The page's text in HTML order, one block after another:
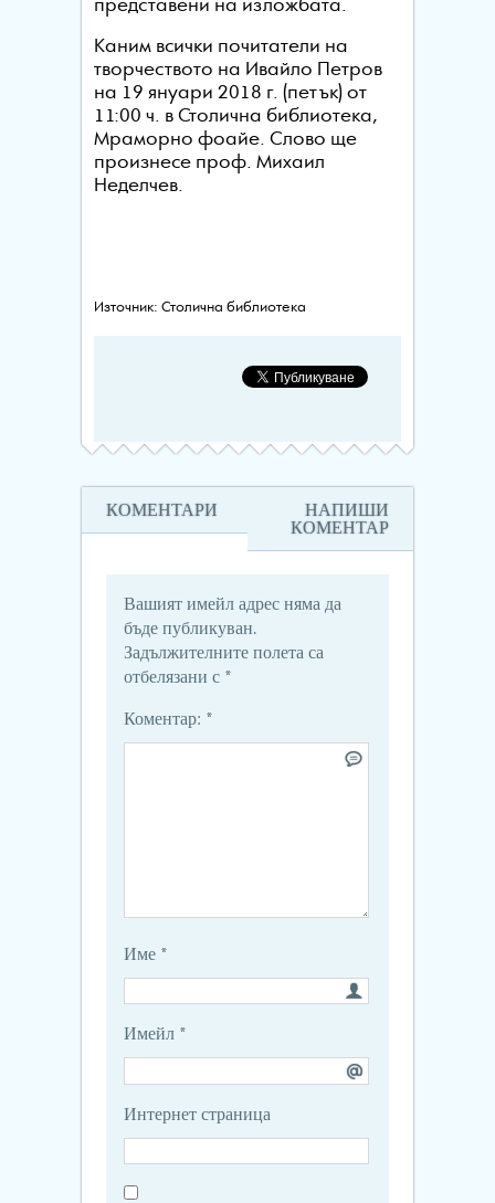
представени на изложбата.
Каним всички почитатели на
творчеството на Ивайло Петров
на 19 януари 2018 г. (петък) от
11:00 ч. в Столична библиотека,
Мраморно фоайе. Слово ще
произнесе проф. Михаил
Неделчев.
Източник: Столична библиотека
КОМЕНТАРИ
НАПИШИ
КОМЕНТАР
Вашият имейл адрес няма да
бъде публикуван.
Задължителните полета са
отбелязани с *
Коментар: *
Име *
Имейл *
Интернет страница